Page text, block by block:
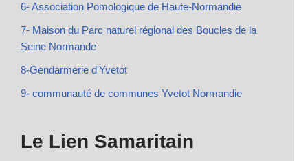
6- Association Pomologique de Haute-Normandie
7- Maison du Parc naturel régional des Boucles de la
Seine Normande
8-Gendarmerie d'Yvetot
9- communauté de communes Yvetot Normandie
Le Lien Samaritain